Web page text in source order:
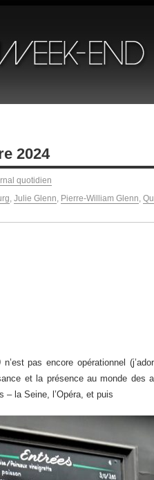
2024
quotidien
, Julie Glenn, Pierre-William Glenn,
pas encore opérationnel
et la présence au monde des
– la Seine, l’Opéra, et puis